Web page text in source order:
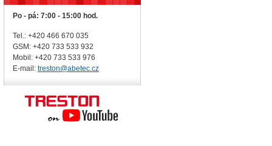
Po - pá: 7:00 - 15:00 hod.
Tel.: +420 466 670 035
GSM: +420 733 533 932
Mobil: +420 733 533 976
E-mail: treston@abetec.cz